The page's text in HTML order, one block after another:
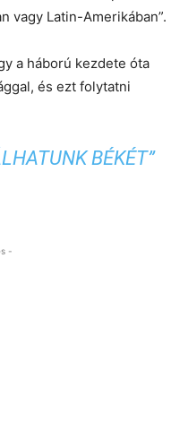
vagy Latin-Amerikában”.
a háború kezdete óta
és ezt folytatni
BÉKÉT”
-